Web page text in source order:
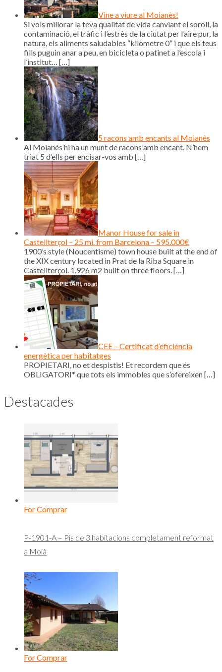
Vine a viure al Moianès!
Si vols millorar la teva qualitat de vida canviant el soroll, la
contaminació, el tràfic i l’estrès de la ciutat per l’aire pur, la
natura, els aliments saludables “kilòmetre 0” i que els teus
fills puguin anar a peu, en bicicleta o patinet a l’escola i
l’institut… […]
5 racons amb encants al Moianès
Al Moianès hi ha un munt de racons amb encant. N’hem
triat 5 d’ells per encisar-vos amb […]
Manor House for sale in
Castellterçol – 25 mi. from Barcelona – 595.000€
1900’s style (Noucentisme) town house built at the end of
the XIX century located in Prat de la Riba Square in
Castellterçol. 1.926 m2 built on three floors.[…]
CEE – Certificat d’eficiència
energètica per habitatges
PROPIETARI, no et despistis! Et recordem que és
OBLIGATORI* que tots els immobles que s’ofereixen[…]
Destacades
For Comprar
P-1901-A – Pis de 3 habitacions completament reformat
a Moià
For Comprar